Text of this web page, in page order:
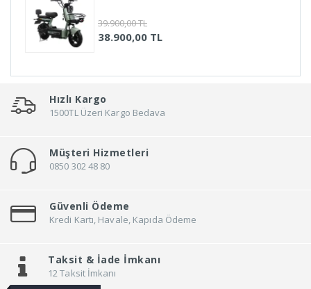
39.900,00 TL
38.900,00 TL
Hızlı Kargo
1500TL Üzeri Kargo Bedava
Müşteri Hizmetleri
0850 302 48 80
Güvenli Ödeme
Kredi Kartı, Havale, Kapıda Ödeme
Taksit & İade İmkanı
12 Taksit İmkanı